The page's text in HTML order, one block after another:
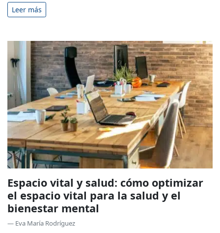
Leer más
Espacio vital y salud: cómo optimizar
el espacio vital para la salud y el
bienestar mental
— Eva María Rodríguez